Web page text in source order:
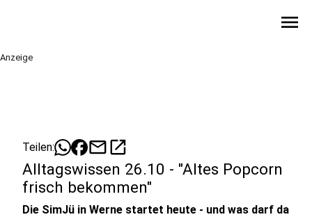
menu
Anzeige
Teilen: mailopen_in_new
Alltagswissen 26.10 - "Altes Popcorn
frisch bekommen"
Die SimJü in Werne startet heute - und was darf da